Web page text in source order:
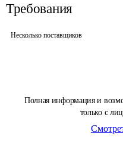
Полная информация и
только с
Требования
Несколько поставщиков